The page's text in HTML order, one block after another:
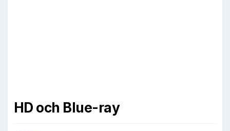
HD och Blue-ray